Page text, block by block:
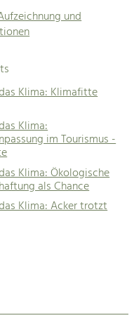
und
Klima: Klimafitte
Klima:
im Tourismus -
Klima: Ökologische
als Chance
Klima: Acker trotzt